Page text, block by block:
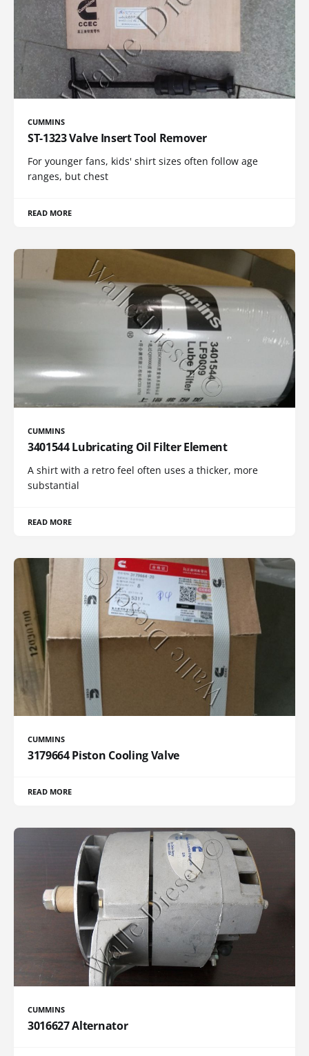
CUMMINS
ST-1323 Valve Insert Tool Remover
For younger fans, kids' shirt sizes often follow age
ranges, but chest
READ MORE
CUMMINS
3401544 Lubricating Oil Filter Element
A shirt with a retro feel often uses a thicker, more
substantial
READ MORE
CUMMINS
3179664 Piston Cooling Valve
READ MORE
CUMMINS
3016627 Alternator